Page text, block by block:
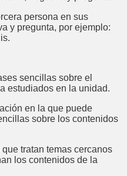
persona en sus
y pregunta, por ejemplo:
sencillas sobre el
estudiados en la unidad.
en la que puede
sobre los contenidos
tratan temas cercanos
los contenidos de la